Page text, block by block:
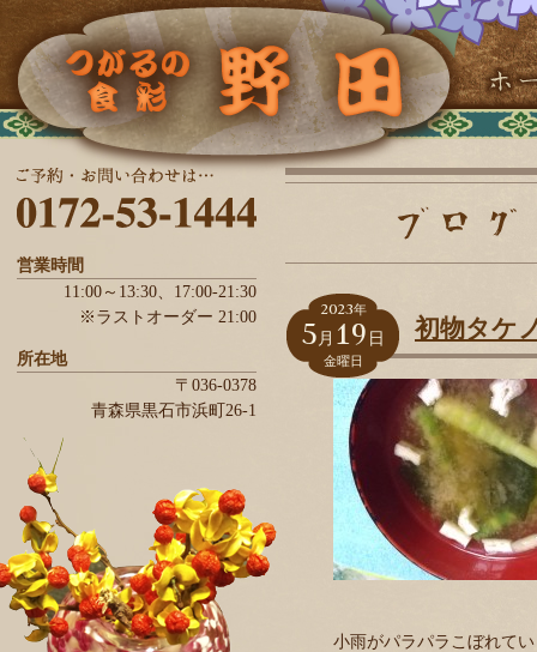
営業時間
11:00～13:30、 17:00-21:30
※ラストオーダー 21:00
所在地
〒036-0378
青森県黒石市浜町26-1
2023年
5 月 19 日
金曜日
初物タケ
小雨がパラパラこぼれてい